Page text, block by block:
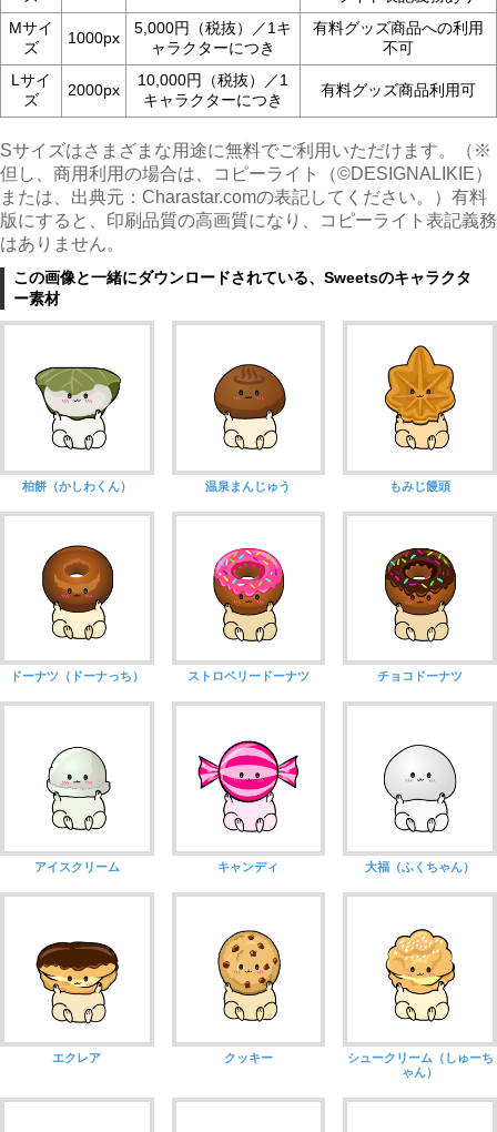
Mサイ
ズ
1000px
5,000円（税抜）／1キ
ャラクターにつき
有料グッズ商品への利用
不可
Lサイ
ズ
2000px
10,000円（税抜）／1
キャラクターにつき
有料グッズ商品利用可
Sサイズはさまざまな用途に無料でご利用いただけます。（※
但し、商用利用の場合は、コピーライト（©︎DESIGNALIKIE）
または、出典元：Charastar.comの表記してください。）有料
版にすると、印刷品質の高画質になり、コピーライト表記義務
はありません。
この画像と一緒にダウンロードされている、Sweetsのキャラクタ
ー素材
柏餅（かしわくん） 温泉まんじゅう もみじ饅頭
ドーナツ（ドーナっち） ストロベリードーナツ チョコドーナツ
アイスクリーム キャンディ 大福（ふくちゃん）
エクレア クッキー
シュークリーム（しゅーち
ゃん）